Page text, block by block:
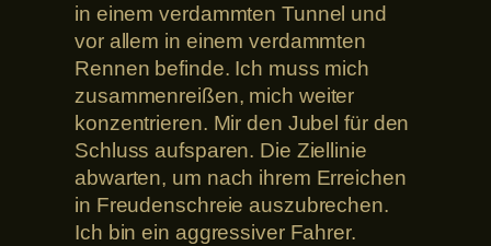
in einem verdammten Tunnel und
vor allem in einem verdammten
Rennen befinde. Ich muss mich
zusammenreißen, mich weiter
konzentrieren. Mir den Jubel für den
Schluss aufsparen. Die Ziellinie
abwarten, um nach ihrem Erreichen
in Freudenschreie auszubrechen.
Ich bin ein aggressiver Fahrer.